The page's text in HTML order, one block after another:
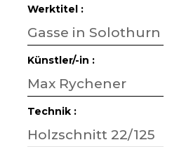
Werktitel :
Gasse in Solothurn
Künstler/-in :
Max Rychener
Technik :
Holzschnitt 22/125